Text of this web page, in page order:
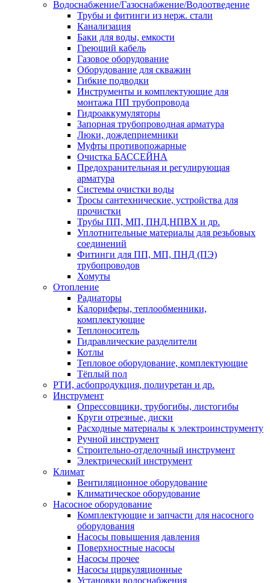
Водоснабжение/Газоснабжение/Водоотведение
Трубы и фитинги из нерж. стали
Канализация
Баки для воды, емкости
Греющий кабель
Газовое оборудование
Оборудование для скважин
Гибкие подводки
Инструменты и комплектующие для
монтажа ПП трубопровода
Гидроаккумуляторы
Запорная трубопроводная арматура
Люки, дождеприемники
Муфты противопожарные
Очистка БАССЕЙНА
Предохранительная и регулирующая
арматура
Системы очистки воды
Тросы сантехнические, устройства для
прочистки
Трубы ПП, МП, ПНД,НПВХ и др.
Уплотнительные материалы для резьбовых
соединений
Фитинги для ПП, МП, ПНД (ПЭ)
трубопроводов
Хомуты
Отопление
Радиаторы
Калориферы, теплообменники,
комплектующие
Теплоноситель
Гидравлические разделители
Котлы
Тепловое оборудование, комплектующие
Тёплый пол
РТИ, асбопродукция, полиуретан и др.
Инструмент
Опрессовщики, трубогибы, листогибы
Круги отрезные, диски
Расходные материалы к электроинструменту
Ручной инструмент
Строительно-отделочный инструмент
Электрический инструмент
Климат
Вентиляционное оборудование
Климатическое оборудование
Насосное оборудование
Комплектующие и запчасти для насосного
оборудования
Насосы повышения давления
Поверхностные насосы
Насосы прочее
Насосы циркуляционные
Установки водоснабжения